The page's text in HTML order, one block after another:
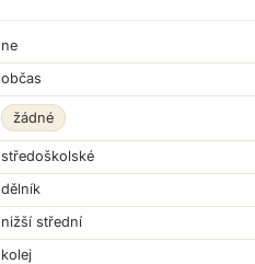
ne
občas
žádné
středoškolské
dělník
nižší střední
kolej